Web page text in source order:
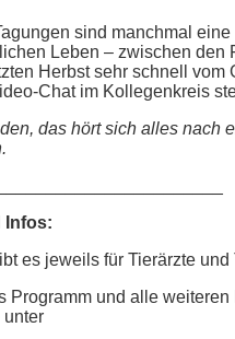
sind manchmal
Leben – zwischen
Herbst sehr schnell
Chat im Kollegenkreis
das hört sich alles
Infos:
es jeweils für Tierärzte und
Programm und alle
unter